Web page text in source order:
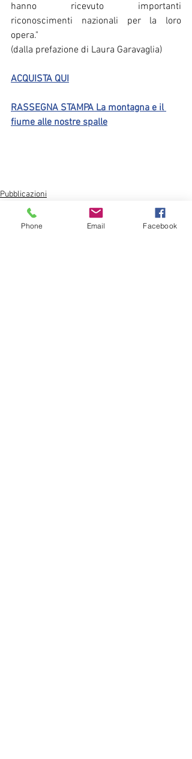
hanno ricevuto importanti
riconoscimenti nazionali per la loro
opera."
(dalla prefazione di Laura Garavaglia)
ACQUISTA QUI
RASSEGNA STAMPA La montagna e il
fiume alle nostre spalle
Pubblicazioni
Phone Email Facebook